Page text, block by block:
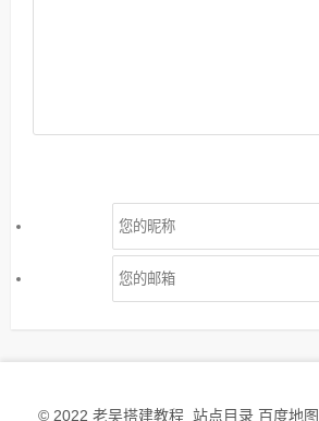
© 2022 老吴搭建教程 站点目录 百度地图